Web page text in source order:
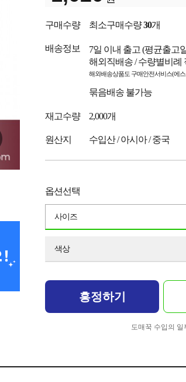
구매수량 최소구매수량30개
배송정보 7일 이내 출고 (평균출고
해외직배송 / 수량별비례
해외배송상품도 구매안전서비스(에
묶음배송 불가능
재고수량 2,000개
원산지 수입산 / 아시아 / 중국
옵션선택
사이즈
색상
흥정하기
도매꾹 수입의